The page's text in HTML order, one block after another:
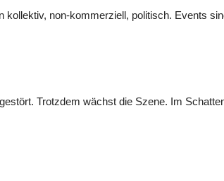
kollektiv, non-kommerziell, politisch. Events
Trotzdem wächst die Szene. Im